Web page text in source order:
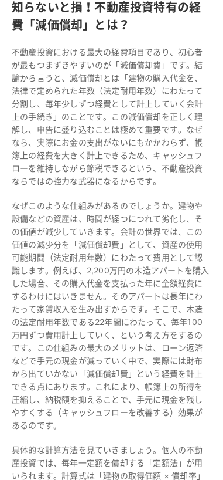
知らないと損！不動産投資特有の経
費「減価償却」とは？
不動産投資における最大の経費項目であり、初心者
が最もつまずきやすいのが「減価償却費」です。結
論から言うと、減価償却とは「建物の購入代金を、
法律で定められた年数（法定耐用年数）にわたって
分割し、毎年少しずつ経費として計上していく会計
上の手続き」のことです。この減価償却を正しく理
解し、申告に盛り込むことは極めて重要です。なぜ
なら、実際にお金の支出がないにもかかわらず、帳
簿上の経費を大きく計上できるため、キャッシュフ
ローを維持しながら節税できるという、不動産投資
ならではの強力な武器になるからです。
なぜこのような仕組みがあるのでしょうか。建物や
設備などの資産は、時間が経つにつれて劣化し、そ
の価値が減少していきます。会計の世界では、この
価値の減少分を「減価償却費」として、資産の使用
可能期間（法定耐用年数）にわたって費用として認
識します。例えば、2,200万円の木造アパートを購入
した場合、その購入代金を支払った年に全額経費に
するわけにはいきません。そのアパートは長年にわ
たって家賃収入を生み出すからです。そこで、木造
の法定耐用年数である22年間にわたって、毎年100
万円ずつ費用計上していく、という考え方をするの
です。この仕組みの最大のメリットは、ローン返済
などで手元の現金が減っていく中で、実際には財布
から出ていかない「減価償却費」という経費を計上
できる点にあります。これにより、帳簿上の所得を
圧縮し、納税額を抑えることで、手元に現金を残し
やすくする（キャッシュフローを改善する）効果が
あるのです。
具体的な計算方法を見ていきましょう。個人の不動
産投資では、毎年一定額を償却する「定額法」が用
いられます。計算式は「建物の取得価額 × 償却率」